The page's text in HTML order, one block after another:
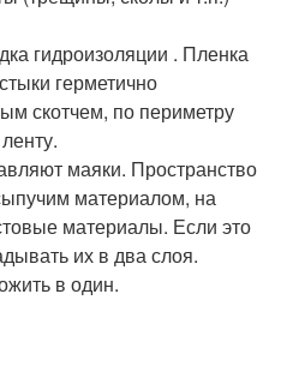
гидроизоляции . Пленка
герметично
скотчем, по периметру
маяки. Пространство
материалом, на
материалы. Если это
их в два слоя.
в один.